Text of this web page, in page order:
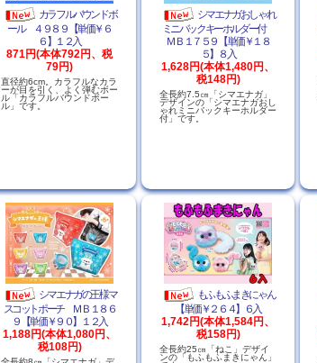
カラフルバウンドボ
ール ４９８９【単価￥６
６】１２入
871円(本体792円、税
79円)
直径約6cm。カラフルなカラ
ーが目を引く、よく弾むボー
ル「カラフルバウンドボー
ル」です。
シマエナガおしゃれ
ミニバックキーホルダー付
ＭＢ１７５９【単価￥１８
５】８入
1,628円(本体1,480円、
税148円)
全長約7.5㎝「シマエナガ」
デザインの「シマエナガおし
ゃれミニバックキーホルダー
付」です。
シマエナガの王様マ
スコットポーチ ＭＢ１８６
９【単価￥９０】１２入
1,188円(本体1,080円、
税108円)
もふもふまきにゃん
【単価￥２６４】６入
1,742円(本体1,584円、
税158円)
全長約25㎝「ねこ」デザイ
ンの「もふもふまきにゃん」